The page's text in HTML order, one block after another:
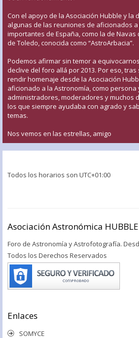
Con el apoyo de la Asociación Hubble y la
algunas de las reuniones de aficionados
importantes de España, como la de Navas
de Toledo, conocida como “AstroArbacia”.
Podemos afirmar sin temor a
declive del foro allá por 2013. Por eso,
rendir homenaje desde la Asociación
aficionado a la Astronomía, como persona
administradores, moderadores y muchos
los que siempre ayudaba con agrado y
temas.
Nos vemos en las estrellas, amigo
Todos los horarios son UTC+01:00
Asociación Astronómica
Foro de Astronomía y Astrofotografía.
Todos los Derechos Reservados
Enlaces
SOMYCE